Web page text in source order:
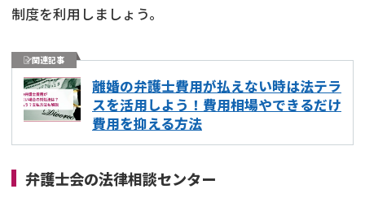
制度を利用しましょう。
関連記事
離婚の弁護士費用が払えない時は法テラ
スを活用しよう！費用相場やできるだけ
費用を抑える方法
弁護士会の法律相談センター